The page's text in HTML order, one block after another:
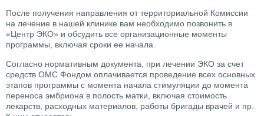
После получения направления от территориальной Комиссии
на лечение в нашей клинике вам необходимо позвонить в
«Центр ЭКО» и обсудить все организационные моменты
программы, включая сроки ее начала.
Согласно нормативным документа, при лечении ЭКО за счет
средств ОМС Фондом оплачивается проведение всех основных
этапов программы с момента начала стимуляции до момента
переноса эмбриона в полость матки, включая стоимость
лекарств, расходных материалов, работы бригады врачей и пр.